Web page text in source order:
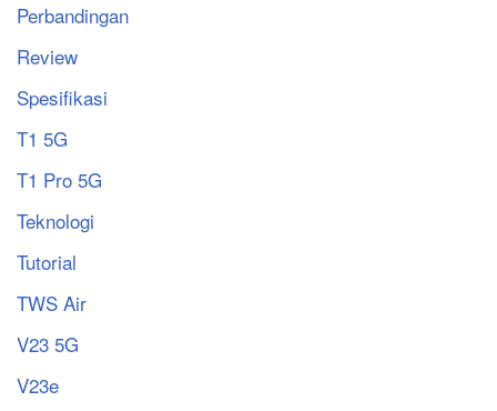
Perbandingan
Review
Spesifikasi
T1 5G
T1 Pro 5G
Teknologi
Tutorial
TWS Air
V23 5G
V23e